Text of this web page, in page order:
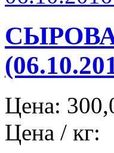
Цена:
Цена / кг: